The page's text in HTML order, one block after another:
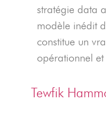
stratégie data
modèle inédit
constitue un
opérationnel
Tewfik